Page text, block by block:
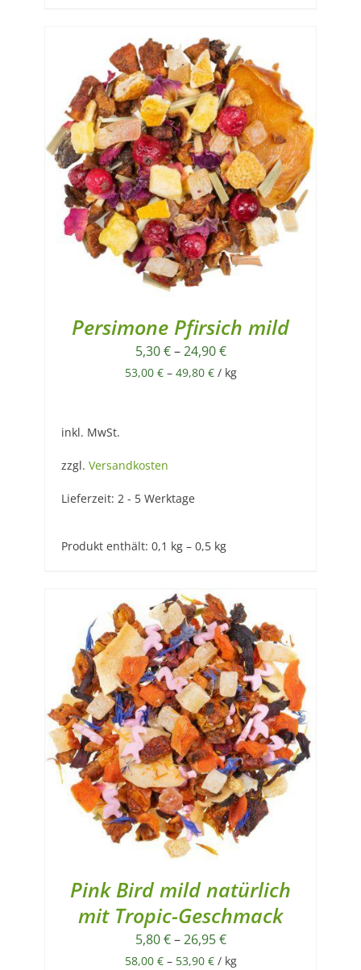
Persimone Pfirsich mild
5,30€–24,90€
53,00 €– 49,80 €/ kg
inkl. MwSt.
zzgl. Versandkosten
Lieferzeit: 2 - 5 Werktage
Produkt enthält: 0,1 kg – 0,5 kg
Pink Bird mild natürlich
mit Tropic-Geschmack
5,80€–26,95€
58,00 €– 53,90 €/ kg